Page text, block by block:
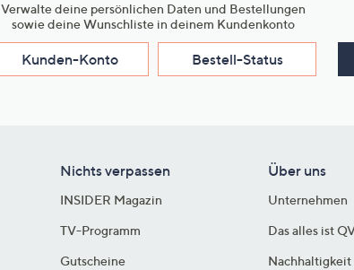
Verwalte deine persönlichen Daten und Bestellungen
sowie deine Wunschliste in deinem Kundenkonto
Kunden-Konto Bestell-Status
Nichts verpassen
INSIDER Magazin
TV-Programm
Gutscheine
Über uns
Unternehmen
Das alles ist
Nachhaltigkeit